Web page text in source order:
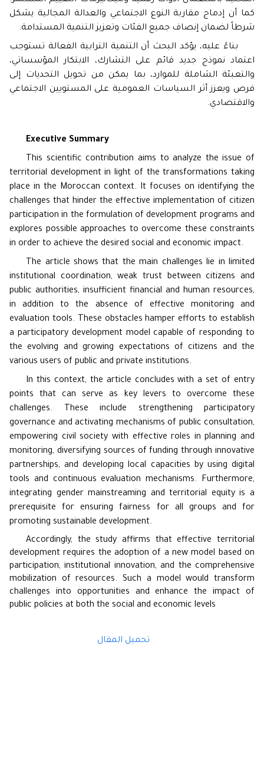
كما أن إدماج مقاربة النوع الاجتماعي والعدالة المجالية يشكل
شرطاً لضمان إنصاف جميع الفئات وتعزيز التنمية المستدامة.
بناءً عليه، يؤكد البحث أن التنمية الترابية الفعالة تستوجب
اعتماد نموذج جديد قائم على التشارك، الابتكار المؤسساتي،
والتعبئة الشاملة للموارد، بما يمكن من تحويل التحديات إلى
فرص ويعزز أثر السياسات العمومية على المستويين الاجتماعي
والاقتصادي.
Executive Summary
This scientific contribution aims to analyze the issue of
territorial development in light of the transformations taking
place in the Moroccan context. It focuses on identifying the
challenges that hinder the effective implementation of citizen
participation in the formulation of development programs and
explores possible approaches to overcome these constraints
in order to achieve the desired social and economic impact.
The article shows that the main challenges lie in limited
institutional coordination, weak trust between citizens and
public authorities, insufficient financial and human resources,
in addition to the absence of effective monitoring and
evaluation tools. These obstacles hamper efforts to establish
a participatory development model capable of responding to
the evolving and growing expectations of citizens and the
various users of public and private institutions.
In this context, the article concludes with a set of entry
points that can serve as key levers to overcome these
challenges. These include strengthening participatory
governance and activating mechanisms of public consultation,
empowering civil society with effective roles in planning and
monitoring, diversifying sources of funding through innovative
partnerships, and developing local capacities by using digital
tools and continuous evaluation mechanisms. Furthermore,
integrating gender mainstreaming and territorial equity is a
prerequisite for ensuring fairness for all groups and for
promoting sustainable development.
Accordingly, the study affirms that effective territorial
development requires the adoption of a new model based on
participation, institutional innovation, and the comprehensive
mobilization of resources. Such a model would transform
challenges into opportunities and enhance the impact of
public policies at both the social and economic levels
تحميل المقال